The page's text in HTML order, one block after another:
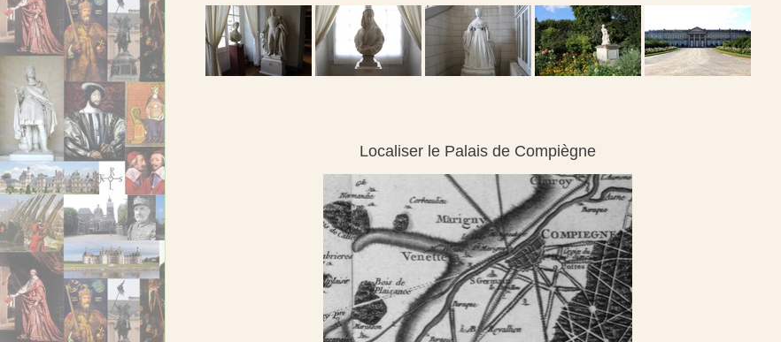
Localiser le Palais de Compiègne